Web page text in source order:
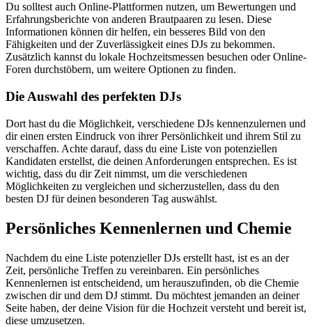
Du solltest auch Online-Plattformen nutzen, um Bewertungen und
Erfahrungsberichte von anderen Brautpaaren zu lesen. Diese
Informationen können dir helfen, ein besseres Bild von den
Fähigkeiten und der Zuverlässigkeit eines DJs zu bekommen.
Zusätzlich kannst du lokale Hochzeitsmessen besuchen oder Online-
Foren durchstöbern, um weitere Optionen zu finden.
Die Auswahl des perfekten DJs
Dort hast du die Möglichkeit, verschiedene DJs kennenzulernen und
dir einen ersten Eindruck von ihrer Persönlichkeit und ihrem Stil zu
verschaffen. Achte darauf, dass du eine Liste von potenziellen
Kandidaten erstellst, die deinen Anforderungen entsprechen. Es ist
wichtig, dass du dir Zeit nimmst, um die verschiedenen
Möglichkeiten zu vergleichen und sicherzustellen, dass du den
besten DJ für deinen besonderen Tag auswählst.
Persönliches Kennenlernen und Chemie
Nachdem du eine Liste potenzieller DJs erstellt hast, ist es an der
Zeit, persönliche Treffen zu vereinbaren. Ein persönliches
Kennenlernen ist entscheidend, um herauszufinden, ob die Chemie
zwischen dir und dem DJ stimmt. Du möchtest jemanden an deiner
Seite haben, der deine Vision für die Hochzeit versteht und bereit ist,
diese umzusetzen.